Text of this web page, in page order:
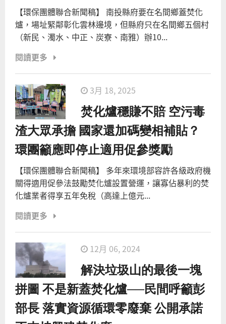
【環保團體聯合新聞稿】 南投縣府要在名間鄉蓋焚化
爐，場址緊鄰彰化雲林邊境，但縣府只在名間鄉五個村
（新民、濁水、中正、炭寮、南雅）辦10...
閱讀更多
3月 18, 2025
焚化爐穩賺不賠 空污毒
渣大眾承擔 國家還加碼變相補貼？
環團籲應即停止適用促參獎勵
【環保團體聯合新聞稿】 多年來環境部容許各級政府機
關得適用促參法鼓勵焚化爐設置營運，讓寡佔暴利的焚
化爐業者得享五年免稅（高達上億元...
閱讀更多
12月 06, 2024
解決垃圾山的最後一塊
拼圖 不是新蓋焚化爐──民間呼籲彭
部長 落實資源循環零廢棄 公開承諾